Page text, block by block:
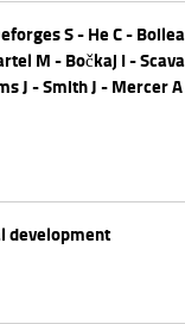
S - He C -
M - Bočkaj I -
J - Smith J - Mercer
development